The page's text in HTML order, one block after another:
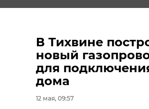
В Тихвине
новый
для
дома
12 мая, 09:57